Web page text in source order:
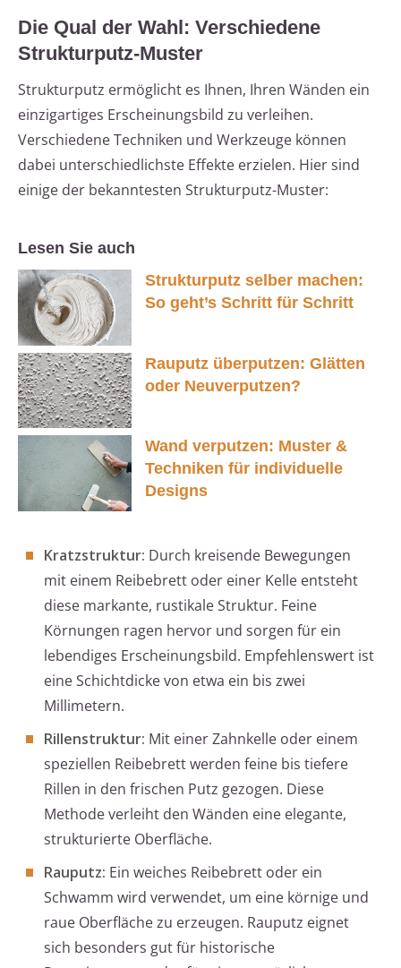
Die Qual der Wahl: Verschiedene
Strukturputz-Muster
Strukturputz ermöglicht es Ihnen, Ihren Wänden ein
einzigartiges Erscheinungsbild zu verleihen.
Verschiedene Techniken und Werkzeuge können
dabei unterschiedlichste Effekte erzielen. Hier sind
einige der bekanntesten Strukturputz-Muster:
Lesen Sie auch
Strukturputz selber machen:
So geht’s Schritt für Schritt
Rauputz überputzen: Glätten
oder Neuverputzen?
Wand verputzen: Muster &
Techniken für individuelle
Designs
Kratzstruktur: Durch kreisende Bewegungen
mit einem Reibebrett oder einer Kelle entsteht
diese markante, rustikale Struktur. Feine
Körnungen ragen hervor und sorgen für ein
lebendiges Erscheinungsbild. Empfehlenswert ist
eine Schichtdicke von etwa ein bis zwei
Millimetern.
Rillenstruktur: Mit einer Zahnkelle oder einem
speziellen Reibebrett werden feine bis tiefere
Rillen in den frischen Putz gezogen. Diese
Methode verleiht den Wänden eine elegante,
strukturierte Oberfläche.
Rauputz: Ein weiches Reibebrett oder ein
Schwamm wird verwendet, um eine körnige und
raue Oberfläche zu erzeugen. Rauputz eignet
sich besonders gut für historische